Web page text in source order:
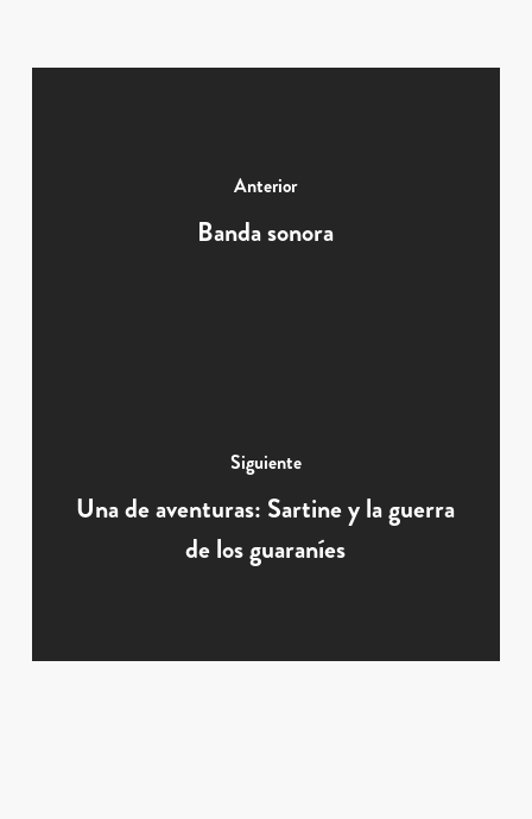
Anterior
Banda sonora
Siguiente
Una de aventuras: Sartine y la guerra
de los guaraníes